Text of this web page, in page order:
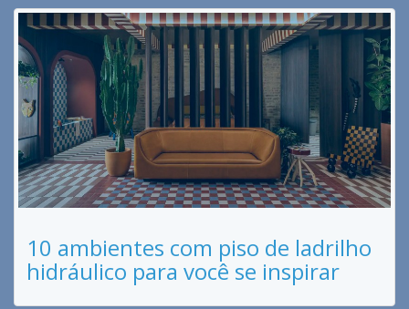
10 ambientes com piso de ladrilho
hidráulico para você se inspirar